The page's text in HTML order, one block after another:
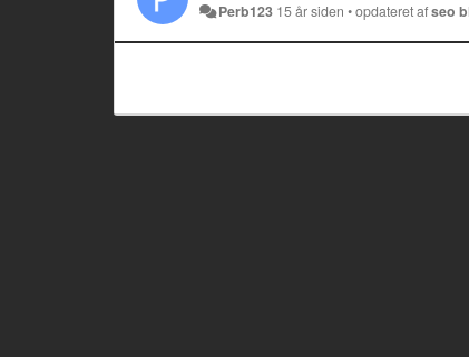
Perb123 15 år siden •opdateret afseo